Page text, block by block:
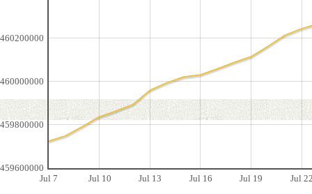
Jul 7 Jul 10 Jul 13 Jul 16 Jul 19 Jul
459600000
459800000
460000000
460200000